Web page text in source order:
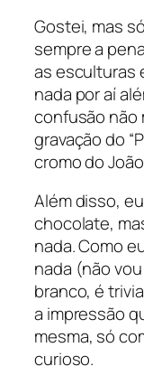
Gostei, mas
sempre a
as esculturas
nada por aí
confusão não
gravação do
cromo do
Além disso,
chocolate,
nada. Como
nada (não
branco, é
a impressão
mesma, só
curioso.